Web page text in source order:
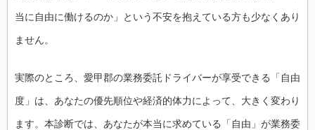
当に自由に働けるのか」という不安を抱えている方も少なくあり
ません。
実際のところ、愛甲郡の業務委託ドライバーが享受できる「自由
度」は、あなたの優先順位や経済的体力によって、大きく変わり
ます。本診断では、あなたが本当に求めている「自由」が業務委